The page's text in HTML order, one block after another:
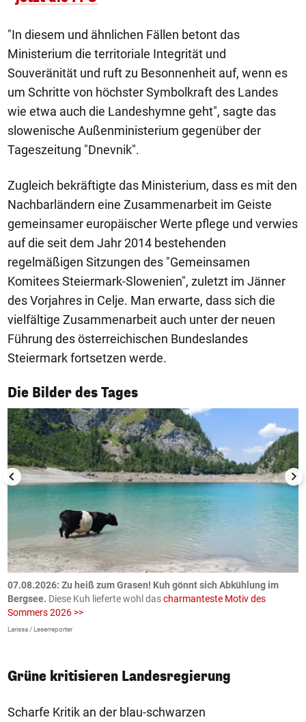
"In diesem und ähnlichen Fällen betont das
Ministerium die territoriale Integrität und
Souveränität und ruft zu Besonnenheit auf, wenn es
um Schritte von höchster Symbolkraft des Landes
wie etwa auch die Landeshymne geht", sagte das
slowenische Außenministerium gegenüber der
Tageszeitung "Dnevnik".
Zugleich bekräftigte das Ministerium, dass es mit den
Nachbarländern eine Zusammenarbeit im Geiste
gemeinsamer europäischer Werte pflege und verwies
auf die seit dem Jahr 2014 bestehenden
regelmäßigen Sitzungen des "Gemeinsamen
Komitees Steiermark-Slowenien", zuletzt im Jänner
des Vorjahres in Celje. Man erwarte, dass sich die
vielfältige Zusammenarbeit auch unter der neuen
Führung des österreichischen Bundeslandes
Steiermark fortsetzen werde.
Die Bilder des Tages
1/50
07.08.2026: Zu heiß zum Grasen! Kuh gönnt sich Abkühlung im
Bergsee. Diese Kuh lieferte wohl dascharmanteste Motiv des
Sommers 2026 >>
Larissa / Leserreporter
Grüne kritisieren Landesregierung
Scharfe Kritik an der blau-schwarzen